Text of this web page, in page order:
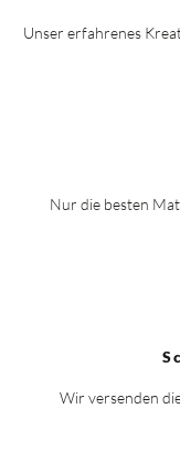
Unser erfahrenes
Nur die besten
Wir versenden